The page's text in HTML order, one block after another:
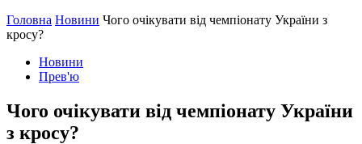
Головна Новини Чого очікувати від чемпіонату України з
кросу?
Новини
Прев'ю
Чого очікувати від чемпіонату України
з кросу?